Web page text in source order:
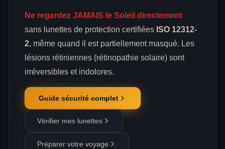
Ne regardez JAMAIS le Soleil directement
sans lunettes de protection certifiées ISO 12312-
2, même quand il est partiellement masqué. Les
lésions rétiniennes (rétinopathie solaire) sont
irréversibles et indolores.
Guide sécurité complet
Vérifier mes lunettes
Préparer votre voyage